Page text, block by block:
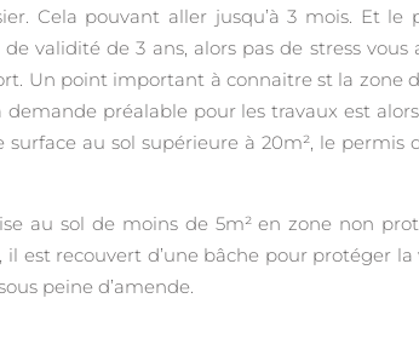
Cela pouvant aller jusqu’à 3 mois. Et le
validité de 3 ans, alors pas de stress vous
Un point important à connaitre st la zone
préalable pour les travaux est
au sol supérieure à 20m², le permis
au sol de moins de 5m² en zone non
il est recouvert d’une bâche pour protéger
peine d’amende.